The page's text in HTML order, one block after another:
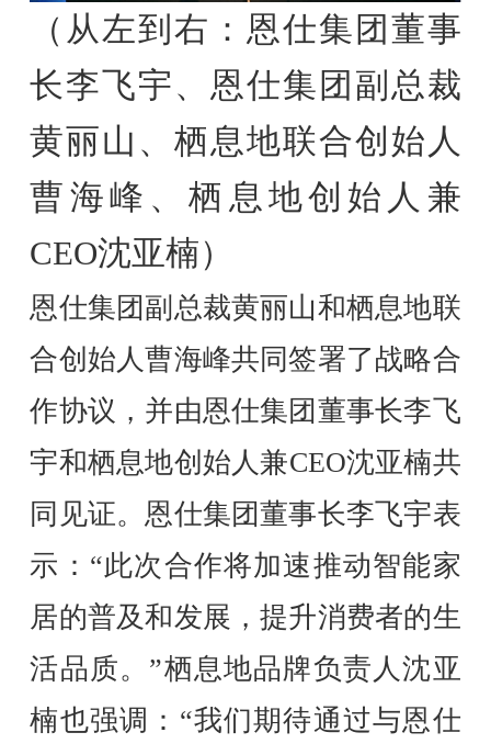
（从左到右：恩仕集团董事
长李飞宇、恩仕集团副总裁
黄丽山、栖息地联合创始人
曹海峰、栖息地创始人兼
CEO沈亚楠）
恩仕集团副总裁黄丽山和栖息地联
合创始人曹海峰共同签署了战略合
作协议，并由恩仕集团董事长李飞
宇和栖息地创始人兼CEO沈亚楠共
同见证。恩仕集团董事长李飞宇表
示：“此次合作将加速推动智能家
居的普及和发展，提升消费者的生
活品质。”栖息地品牌负责人沈亚
楠也强调：“我们期待通过与恩仕